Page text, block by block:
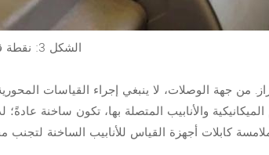
الشكل 3: نقطة قياس الاهتزاز
من جهة الوصلات، لا ينبغي إجراء القياسات
والأنابيب المتصلة بها، تكون ساخنة